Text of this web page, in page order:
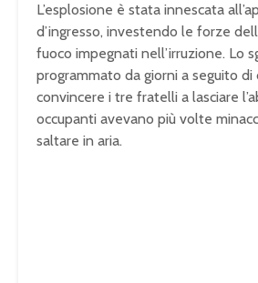
L’esplosione è stata innescata
d’ingresso, investendo le forze
fuoco impegnati nell’irruzione. Lo
programmato da giorni a seguito
convincere i tre fratelli a lasciare
occupanti avevano più volte
saltare in aria.